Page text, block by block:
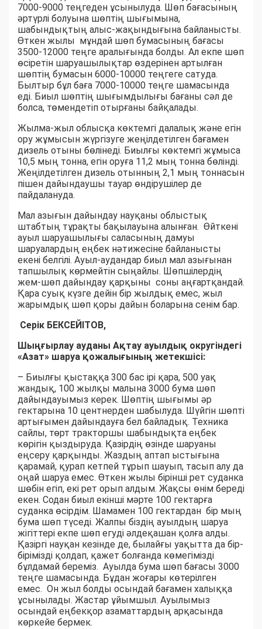
7000-9000 теңгеден ұсынылуда. Шөп бағасының
әртүрлі болуына шөптің шығымына,
шабындықтың алыс-жақындығына байланысты.
Өткен жылы мұндай шөп бумасының бағасы
3500-12000 теңге аралығында болды. Ал екпе шөп
өсіретін шаруашылықтар өздерінен артылған
шөптің бумасын 6000-10000 теңгеге сатуда.
Былтыр бұл баға 7000-10000 теңге шамасында
еді. Биыл шөптің шығымдылығы бағаны сәл де
болса, төмендетіп отырғаны байқалады.
Жылма-жыл облысқа көктемгі далалық және егін
ору жұмысын жүргізуге жеңілдетілген бағамен
дизель отыны бөлінеді. Биылғы көктемгі жұмыса
10,5 мың тонна, егін оруға 11,2 мың тонна бөлінді.
Жеңілдетілген дизель отынның 2,1 мың тоннасын
пішен дайындаушы тауар өндірушілер де
пайдалануда.
Мал азығын дайындау науқаны облыстық
штабтың тұрақты бақылауына алынған. Өйткені
ауыл шаруашылығы саласының дамуы
шаруалардың еңбек нәтижесіне байланысты
екені белгілі. Ауыл-аудандар биыл мал азығынан
тапшылық көрмейтін сыңайлы. Шөпшілердің
жем-шөп дайындау қарқыны соны аңғартқандай.
Қара суық күзге дейін бір жылдық емес, жыл
жарымдық шөп қоры дайын боларына сенім бар.
Серік БЕКСЕЙІТОВ,
Шыңғырлау ауданы Ақтау ауылдық округіндегі
«Азат» шаруа қожалығының жетекшісі:
– Биылғы қыстаққа 300 бас ірі қара, 500 уақ
жандық, 100 жылқы малына 3000 бума шөп
дайындауымыз керек. Шөптің шығымы әр
гектарына 10 центнерден шабылуда. Шүйгін шөпті
артығымен дайындауға бел байладық. Техника
сайлы, төрт тракторшы шабындықта еңбек
көрігін қыздыруда. Қазірдің өзінде шаруаны
еңсеру қарқынды. Жаздың аптап ыстығына
қарамай, қурап кетпей тұрып шауып, тасып алу да
оңай шаруа емес. Өткен жылы бірінші рет суданка
шөбін егіп, екі рет орып алдым. Жақсы өнім береді
екен. Содан биыл екінші мәрте 100 гектарға
суданка өсірдім. Шамамен 100 гектардан бір мың
бума шөп түседі. Жалпы біздің ауылдың шаруа
жігіттері екпе шөп егуді әлдеқашан қолға алды.
Қазіргі науқан кезінде де, былайғы уақытта да бір-
бірімізді қолдап, қажет болғанда көмегімізді
бұлдамай береміз. Ауылда бума шөп бағасы 3000
теңге шамасында. Бұдан жоғары көтерілген
емес. Он жыл болды осындай бағамен халыққа
ұсынылады. Жастар ұйымшыл. Ауылымыз
осындай еңбекқор азаматтардың арқасында
көркейе бермек.